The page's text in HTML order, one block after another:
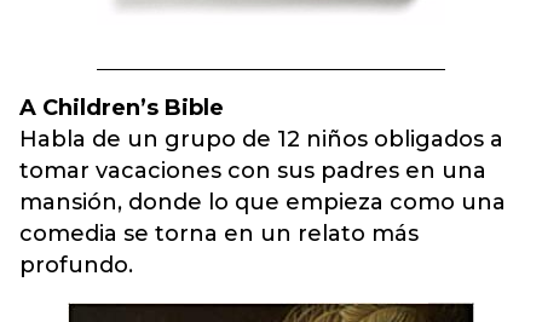
A Children’s Bible
Habla de un grupo de 12 niños obligados a
tomar vacaciones con sus padres en una
mansión, donde lo que empieza como una
comedia se torna en un relato más
profundo.